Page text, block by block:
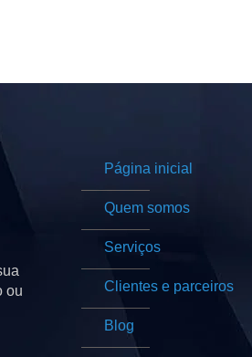
ou
Página inicial
Quem somos
Serviços
Clientes e parceiros
Blog